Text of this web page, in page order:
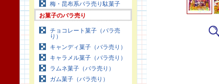
梅・昆布系バラ売り駄菓子
お菓子のバラ売り
チョコレート菓子（バラ売
り）
キャンディ菓子（バラ売り）
キャラメル菓子（バラ売り）
ラムネ菓子（バラ売り）
ガム菓子（バラ売り）